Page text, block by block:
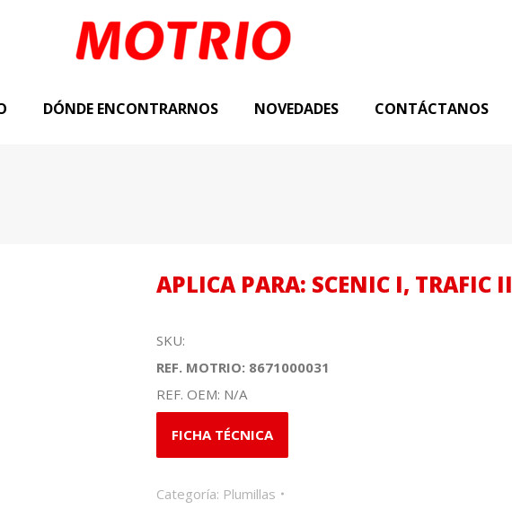
DÓNDE ENCONTRARNOS NOVEDADES CONTÁCTANOS
APLICA PARA: SCENIC I, TRAFIC II
SKU:
REF. MOTRIO: 8671000031
REF. OEM: N/A
FICHA TÉCNICA
Categoría: Plumillas